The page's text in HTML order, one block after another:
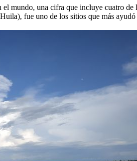
mundo, una cifra que incluye cuatro
fue uno de los sitios que más